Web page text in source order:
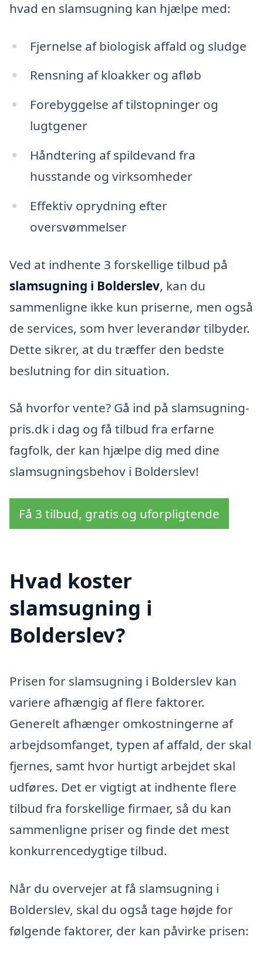
hvad en slamsugning kan hjælpe med:
Fjernelse af biologisk affald og sludge
Rensning af kloakker og afløb
Forebyggelse af tilstopninger og
lugtgener
Håndtering af spildevand fra
husstande og virksomheder
Effektiv oprydning efter
oversvømmelser
Ved at indhente 3 forskellige tilbud på
slamsugning i Bolderslev, kan du
sammenligne ikke kun priserne, men også
de services, som hver leverandør tilbyder.
Dette sikrer, at du træffer den bedste
beslutning for din situation.
Så hvorfor vente? Gå ind på slamsugning-
pris.dk i dag og få tilbud fra erfarne
fagfolk, der kan hjælpe dig med dine
slamsugningsbehov i Bolderslev!
Få 3 tilbud, gratis og uforpligtende
Hvad koster
slamsugning i
Bolderslev?
Prisen for slamsugning i Bolderslev kan
variere afhængig af flere faktorer.
Generelt afhænger omkostningerne af
arbejdsomfanget, typen af affald, der skal
fjernes, samt hvor hurtigt arbejdet skal
udføres. Det er vigtigt at indhente flere
tilbud fra forskellige firmaer, så du kan
sammenligne priser og finde det mest
konkurrencedygtige tilbud.
Når du overvejer at få slamsugning i
Bolderslev, skal du også tage højde for
følgende faktorer, der kan påvirke prisen: